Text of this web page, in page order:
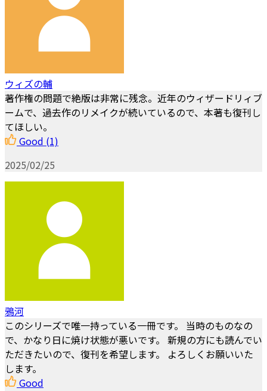
ウィズの輔
著作権の問題で絶版は非常に残念。近年のウィザードリィブ
ームで、過去作のリメイクが続いているので、本著も復刊し
てほしい。
Good (1)
2025/02/25
鴉河
このシリーズで唯一持っている一冊です。 当時のものなの
で、かなり日に焼け状態が悪いです。 新規の方にも読んでい
ただきたいので、復刊を希望します。 よろしくお願いいた
します。
Good